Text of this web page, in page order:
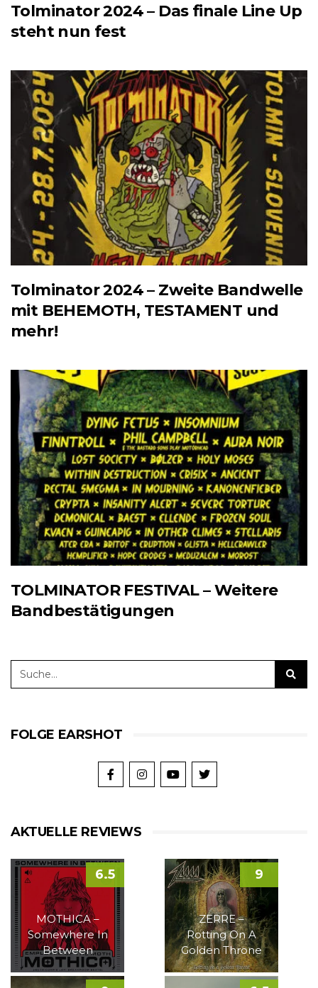
Tolminator 2024 – Das finale Line Up
steht nun fest
Tolminator 2024 – Zweite Bandwelle
mit BEHEMOTH, TESTAMENT und
mehr!
TOLMINATOR FESTIVAL – Weitere
Bandbestätigungen
FOLGE EARSHOT
AKTUELLE REVIEWS
MOTHICA –
Somewhere In
Between
6.5
ZERRE –
Rotting On A
Golden Throne
9